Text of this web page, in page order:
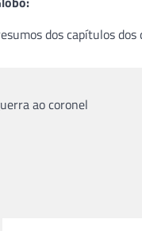
dos capítulos
ao coronel